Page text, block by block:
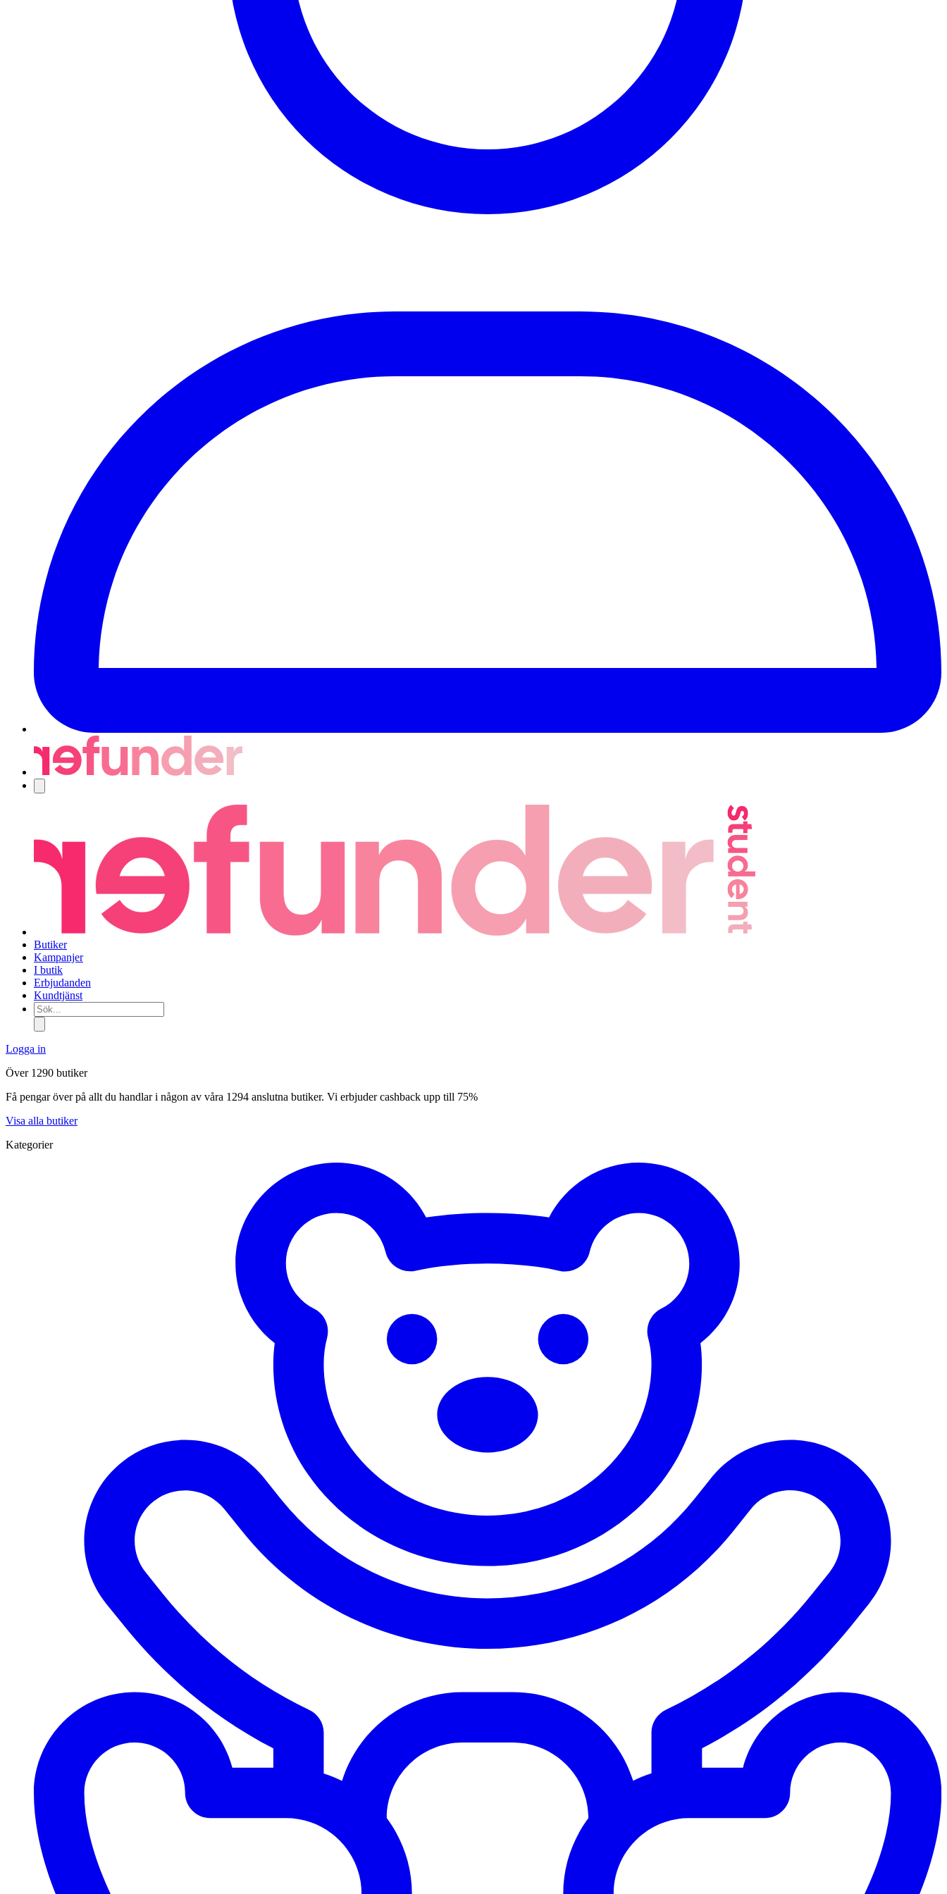
Butiker
Kampanjer
I butik
Erbjudanden
Kundtjänst
Sök...
Logga in
Över 1290 butiker
Få pengar över på allt du handlar i någon av våra 1294 anslutna butiker. Vi erbjuder cashback upp till 75%
Visa alla butiker
Kategorier